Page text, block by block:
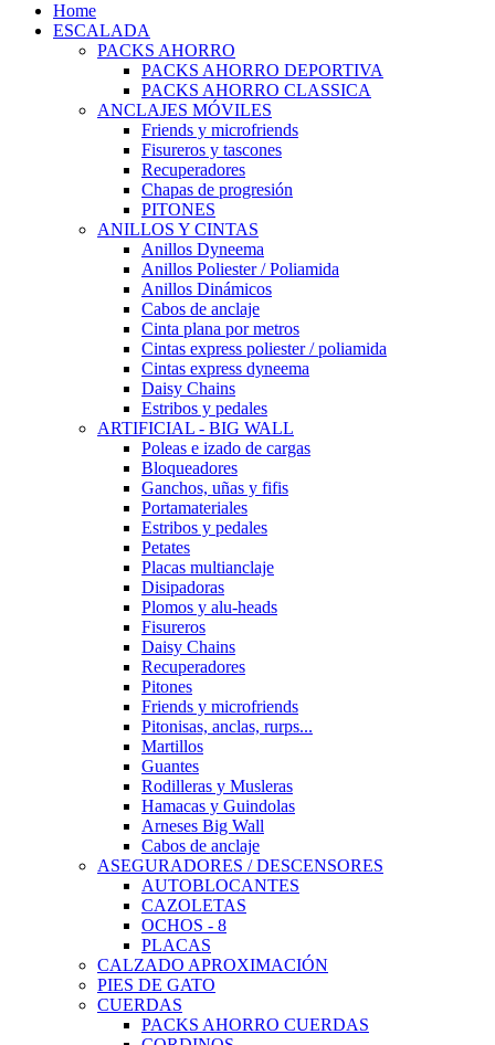
Home
ESCALADA
PACKS AHORRO
PACKS AHORRO DEPORTIVA
PACKS AHORRO CLASSICA
ANCLAJES MÓVILES
Friends y microfriends
Fisureros y tascones
Recuperadores
Chapas de progresión
PITONES
ANILLOS Y CINTAS
Anillos Dyneema
Anillos Poliester / Poliamida
Anillos Dinámicos
Cabos de anclaje
Cinta plana por metros
Cintas express poliester / poliamida
Cintas express dyneema
Daisy Chains
Estribos y pedales
ARTIFICIAL - BIG WALL
Poleas e izado de cargas
Bloqueadores
Ganchos, uñas y fifis
Portamateriales
Estribos y pedales
Petates
Placas multianclaje
Disipadoras
Plomos y alu-heads
Fisureros
Daisy Chains
Recuperadores
Pitones
Friends y microfriends
Pitonisas, anclas, rurps...
Martillos
Guantes
Rodilleras y Musleras
Hamacas y Guindolas
Arneses Big Wall
Cabos de anclaje
ASEGURADORES / DESCENSORES
AUTOBLOCANTES
CAZOLETAS
OCHOS - 8
PLACAS
CALZADO APROXIMACIÓN
PIES DE GATO
CUERDAS
PACKS AHORRO CUERDAS